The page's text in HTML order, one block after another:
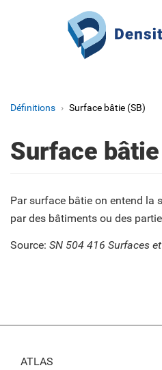
Aller au contenu principal
Définitions Surface bâtie (SB)
Surface
Par surface bâtie on entend la
par des bâtiments ou des
Source: SN 504 416 Surfaces
ATLAS